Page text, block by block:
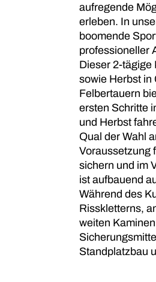
aufregende
erleben. In
boomende
professioneller
Dieser 2-tägige
sowie Herbst in
Felbertauern
ersten Schritte
und Herbst
Qual der Wahl
Voraussetzung
sichern und im
ist aufbauend
Während des
Risskletterns,
weiten
Standplatzbau